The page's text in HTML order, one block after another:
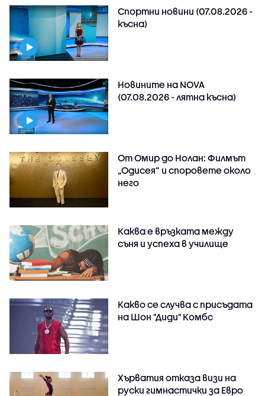
Спортни новини (07.08.2026 -
късна)
Новините на NOVA
(07.08.2026 - лятна късна)
От Омир до Нолан: Филмът
„Одисея” и споровете около
него
Каква е връзката между
съня и успеха в училище
Какво се случва с присъдата
на Шон "Диди" Комбс
Хърватия отказа визи на
руски гимнастички за Евро